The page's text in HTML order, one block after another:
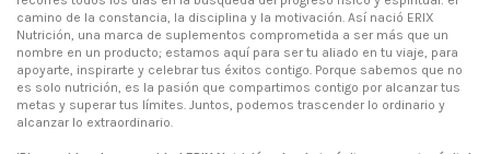
camino de la constancia, la disciplina y la motivación. Así nació ERIX
Nutrición, una marca de suplementos comprometida a ser más que un
nombre en un producto; estamos aquí para ser tu aliado en tu viaje, para
apoyarte, inspirarte y celebrar tus éxitos contigo. Porque sabemos que no
es solo nutrición, es la pasión que compartimos contigo por alcanzar tus
metas y superar tus límites. Juntos, podemos trascender lo ordinario y
alcanzar lo extraordinario.